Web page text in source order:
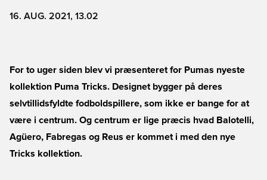
16. AUG. 2021, 13.02
For to uger siden blev vi præsenteret for Pumas nyeste
kollektion Puma Tricks. Designet bygger på deres
selvtillidsfyldte fodboldspillere, som ikke er bange for at
være i centrum. Og centrum er lige præcis hvad Balotelli,
Agüero, Fabregas og Reus er kommet i med den nye
Tricks kollektion.